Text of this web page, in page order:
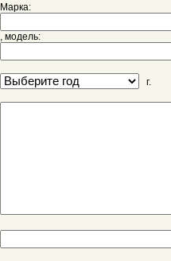
Марка:
, модель:
г.